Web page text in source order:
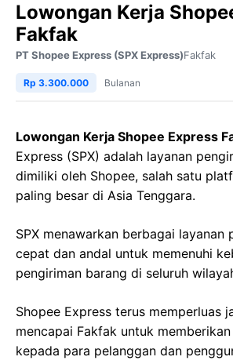
Lowongan Kerja
Fakfak
PT Shopee Express (SPX Express)Fakfak
Rp 3.300.000 Bulanan
Lowongan Kerja Shopee Express
Express (SPX) adalah layanan
dimiliki oleh Shopee, salah satu
paling besar di Asia Tenggara.
SPX menawarkan berbagai layanan
cepat dan andal untuk memenuhi
pengiriman barang di seluruh
Shopee Express terus memperluas
mencapai Fakfak untuk
kepada para pelanggan dan